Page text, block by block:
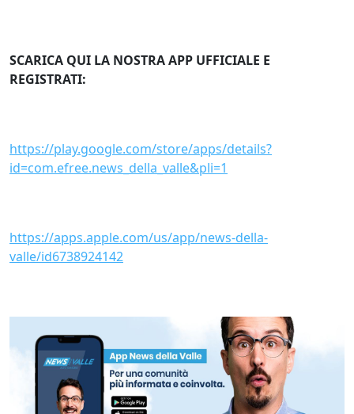
SCARICA QUI LA NOSTRA APP UFFICIALE E
REGISTRATI:
https://play.google.com/store/apps/details?
id=com.efree.news_della_valle&pli=1
https://apps.apple.com/us/app/news-della-
valle/id6738924142